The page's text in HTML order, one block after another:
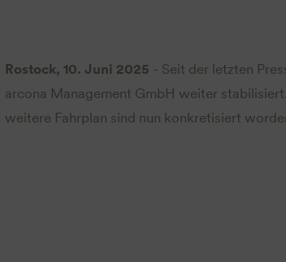
Rostock, 10. Juni 2025 - Seit der letzten
arcona Management GmbH weiter
weitere Fahrplan sind nun konkretisiert